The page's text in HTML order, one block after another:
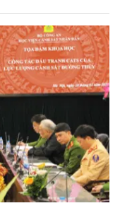
Việt Nam - Những
Phạm Minh Chính
nước, lãnh đạo Bộ,